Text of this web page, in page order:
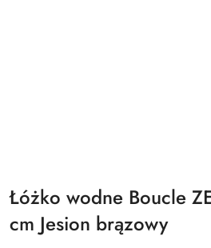
Łóżko wodne Boucle
cm Jesion brązowy